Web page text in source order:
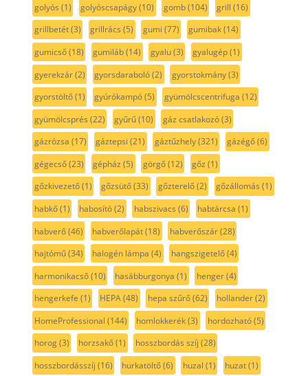
golyós (1) golyóscsapágy(10) gomb(104) grill (16)
grillbetét(3) grillrács (5) gumi (77) gumibak(14)
gumicső(18) gumiláb(14) gyalu(3) gyalugép(1)
gyerekzár(2) gyorsdaraboló(2) gyorstokmány(3)
gyorstöltő(1) gyúrókampó(5) gyümölcscentrifuga (12)
gyümölcsprés (22) gyűrű(10) gáz csatlakozó(3)
gázrózsa (17) gáztepsi (21) gáztűzhely(321) gázégő(6)
gégecső(23) gépház (5) görgő(12) gőz (1)
gőzkivezető(1) gőzsütő(33) gőzterelő(2) gőzállomás (1)
habkő(1) habosító(2) habszivacs (6) habtárcsa (1)
habverő(46) habverőlapát(18) habverőszár(28)
hajtómű(34) halogén lámpa (4) hangszigetelő(4)
harmonikacső(10) hasábburgonya (1) henger(4)
hengerkefe (1) HEPA(48) hepa szűrő(62) hollander(2)
HomeProfessional (144) homlokkerék(3) hordozható(5)
horog(3) horzsakő(1) hosszbordás szíj (28)
hosszbordásszíj (16) hurkatöltő(6) huzal (1) huzat(1)